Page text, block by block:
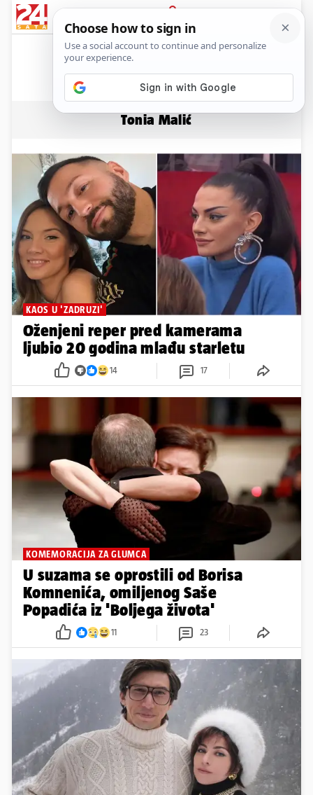
PRIJAVA
News
Tonia Malić
KAOS U 'ZADRUZI'
Oženjeni reper pred kamerama
ljubio 20 godina mlađu starletu
14 17
KOMEMORACIJA ZA GLUMCA
U suzama se oprostili od Borisa
Komnenića, omiljenog Saše
Popadića iz 'Boljega života'
11 23